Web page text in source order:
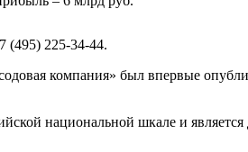
(495) 225-34-44.
компания» был впервые
национальной шкале и